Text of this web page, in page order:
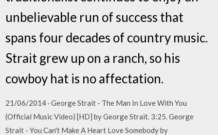
unbelievable run of success that
spans four decades of country music.
Strait grew up on a ranch, so his
cowboy hat is no affectation.
21/06/2014 · George Strait - The Man In Love With You
(Official Music Video) [HD] by George Strait. 3:25. George
Strait - You Can't Make A Heart Love Somebody by